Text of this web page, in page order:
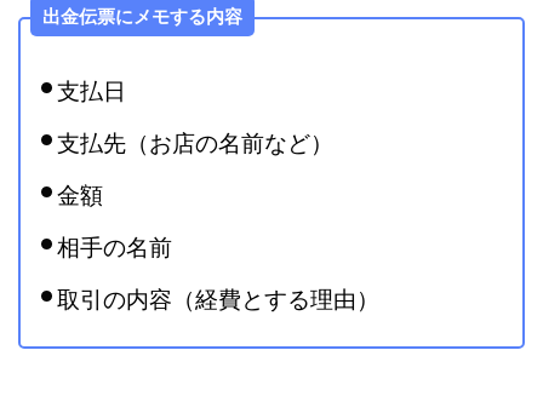
出金伝票にメモする内容
支払日
支払先（お店の名前など）
金額
相手の名前
取引の内容（経費とする理由）